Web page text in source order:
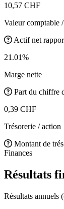
10,57 CHF
Valeur comptable
Actif net
21.01%
Marge nette
Part du chiffre
0,39 CHF
Trésorerie / action
Montant de
Finances
Résultats
Résultats annuels